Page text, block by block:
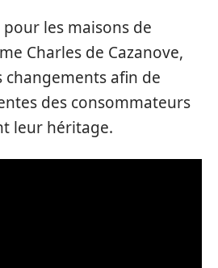
les maisons de
Charles de Cazanove,
changements afin de
des consommateurs
leur héritage.